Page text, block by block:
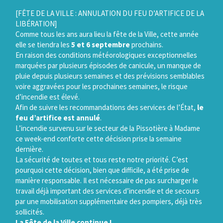
[FÊTE DE LA VILLE : ANNULATION DU FEU D’ARTIFICE DE LA
LIBÉRATION]
Comme tous les ans aura lieu la fête de la Ville, cette année
elle se tiendra les 5 et 6 septembreprochains.
En raison des conditions météorologiques exceptionnelles
marquées par plusieurs épisodes de canicule, un manque de
pluie depuis plusieurs semaines et des prévisions semblables
voire aggravées pour les prochaines semaines, le risque
d’incendie est élevé.
Afin de suivre les recommandations des services de l’État, le
feu d’artifice est annulé.
L’incendie survenu sur le secteur de la Pissotière à Madame
ce week-end conforte cette décision prise la semaine
dernière.
La sécurité de toutes et tous reste notre priorité. C’est
pourquoi cette décision, bien que difficile, a été prise de
manière responsable. Il est nécessaire de pas surcharger le
travail déjà important des services d’incendie et de secours
par une mobilisation supplémentaire des pompiers, déjà très
sollicités.